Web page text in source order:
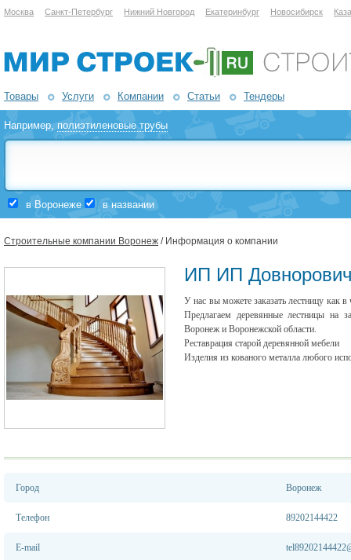
Москва Санкт-Петербург Нижний Новгород Екатеринбург Новосибирск
Товары Услуги Компании Статьи Тендеры
Например,полиэтиленовые трубы
в Воронеже в названии
Строительные компании Воронеж / Информация о компании
ИП ИП
У нас вы можете заказать лестницу как
Предлагаем деревянные лестницы на
Воронеж и Воронежской области.
Реставрация старой деревянной мебели
Изделия из кованого металла любого
Город Воронеж
Телефон 89202144422
E-mail